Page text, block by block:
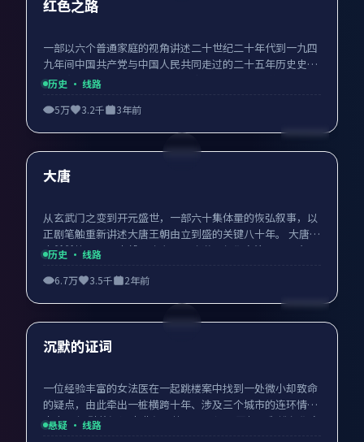
红色之路
一部以六个普通家庭的视角讲述二十世纪二十年代到一九四
九年间中国共产党与中国人民共同走过的二十五年历史史
诗。 红色之路由张永新执导，张鲁一、于和伟、黄轩领衔主
完整版在线观看，无需付费，无广告打扰。
历史 · 线路
5万
3.2千 3年前
热门
大唐
从玄武门之变到开元盛世，一部六十集体量的恢弘叙事，以
正剧笔触重新讲述大唐王朝由立到盛的关键八十年。 大唐由
高希希执导，张丰毅、陈宝国、陈道明领衔主演，2024年5
观看，无需付费，无广告打扰。
历史 · 线路
6.7万
3.5千 2年前
热门
沉默的证词
一位经验丰富的女法医在一起跳楼案中找到一处微小却致命
的疑点，由此牵出一桩横跨十年、涉及三个城市的连环情杀
大案。 沉默的证词由曹保平执导，张译、王凯、殷桃领衔主
悬疑 · 线路